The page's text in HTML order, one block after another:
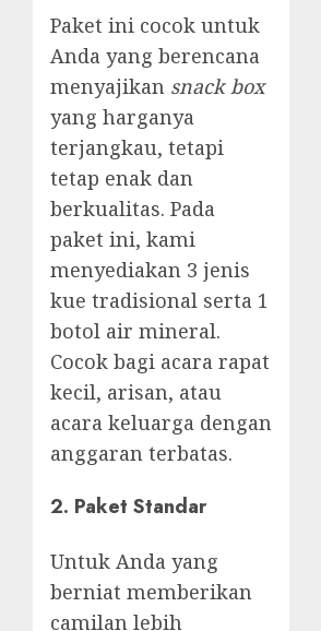
Paket ini cocok untuk
Anda yang berencana
menyajikan snack box
yang harganya
terjangkau, tetapi
tetap enak dan
berkualitas. Pada
paket ini, kami
menyediakan 3 jenis
kue tradisional serta 1
botol air mineral.
Cocok bagi acara rapat
kecil, arisan, atau
acara keluarga dengan
anggaran terbatas.
2. Paket Standar
Untuk Anda yang
berniat memberikan
camilan lebih